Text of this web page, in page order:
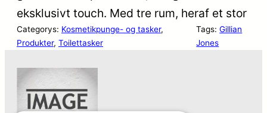
eksklusivt touch. Med tre rum, heraf et stor
Categorys: Kosmetikpunge- og tasker
Produkter, Toilettasker
Tags:Gillian
Jones